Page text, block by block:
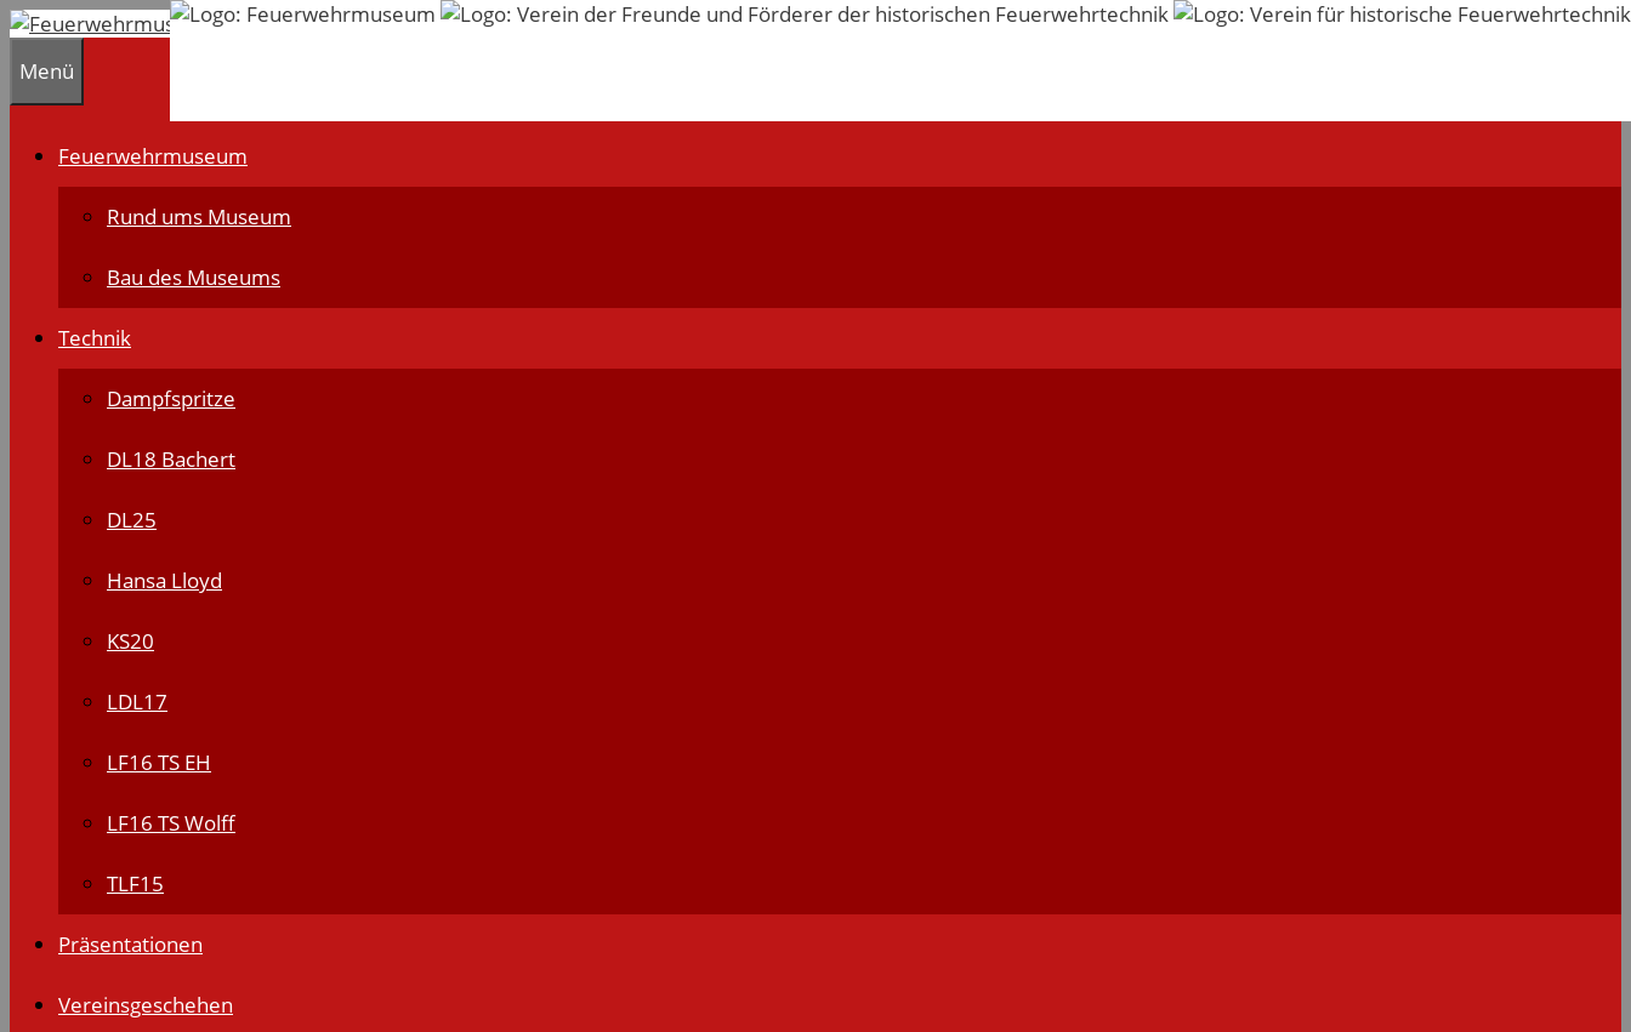
Zum
springen
Menü
Feuerwehrmuseum
Rund ums Museum
Bau des Museums
Technik
Dampfspritze
DL18 Bachert
DL25
Hansa Lloyd
KS20
LDL17
LF16 TS EH
LF16 TS Wolff
TLF15
Präsentationen
Vereinsgeschehen